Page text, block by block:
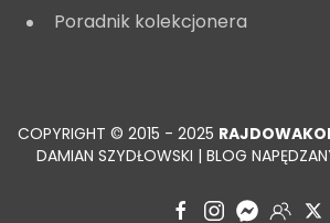
Poradnik kolekcjonera
COPYRIGHT © 2015 - 2025
DAMIAN SZYDŁOWSKI | BLOG